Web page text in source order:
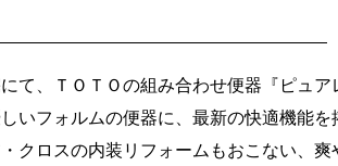
て、ＴＯＴＯの組み合わせ便器『ピュ
いフォルムの便器に、最新の快適機能
クロスの内装リフォームもおこない、